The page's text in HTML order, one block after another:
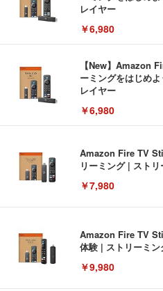
レイヤー
￥6,980
【New】Amazon
ーミングをはじめ
レイヤー
￥6,980
Amazon Fire TV
リーミング | スト
￥7,980
Amazon Fire TV
体験 | ストリーミ
￥9,980